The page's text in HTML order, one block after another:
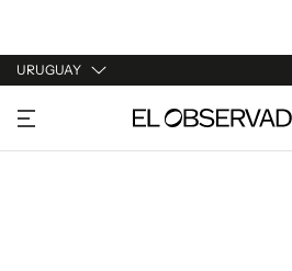
URUGUAY
URUGUAY
ARGENTINA